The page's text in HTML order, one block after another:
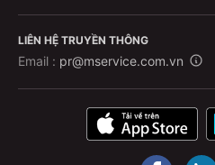
Vì sao nên đặt vé xe
Đặt vé nhanh trong vài phút.
Chính sách đổi/trả rõ ràng.
Hợp tác với nhà xe uy tín,
LIÊN HỆ TRUYỀN THÔNG
Email : pr@mservice.com.vn